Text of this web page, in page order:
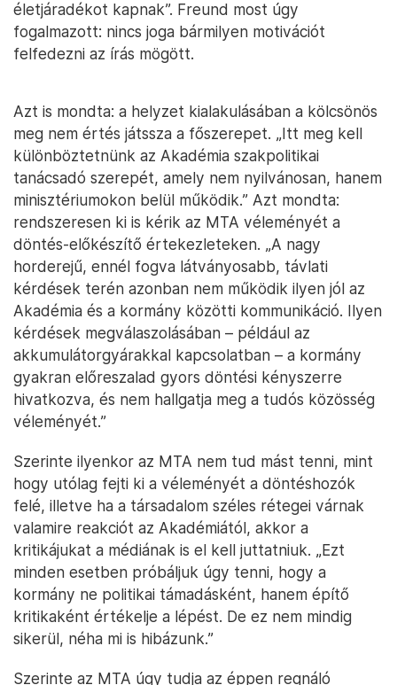
életjáradékot kapnak”. Freund most úgy
fogalmazott: nincs joga bármilyen motivációt
felfedezni az írás mögött.
Azt is mondta: a helyzet kialakulásában a kölcsönös
meg nem értés játssza a főszerepet. „Itt meg kell
különböztetnünk az Akadémia szakpolitikai
tanácsadó szerepét, amely nem nyilvánosan, hanem
minisztériumokon belül működik.” Azt mondta:
rendszeresen ki is kérik az MTA véleményét a
döntés-előkészítő értekezleteken. „A nagy
horderejű, ennél fogva látványosabb, távlati
kérdések terén azonban nem működik ilyen jól az
Akadémia és a kormány közötti kommunikáció. Ilyen
kérdések megválaszolásában – például az
akkumulátorgyárakkal kapcsolatban – a kormány
gyakran előreszalad gyors döntési kényszerre
hivatkozva, és nem hallgatja meg a tudós közösség
véleményét.”
Szerinte ilyenkor az MTA nem tud mást tenni, mint
hogy utólag fejti ki a véleményét a döntéshozók
felé, illetve ha a társadalom széles rétegei várnak
valamire reakciót az Akadémiától, akkor a
kritikájukat a médiának is el kell juttatniuk. „Ezt
minden esetben próbáljuk úgy tenni, hogy a
kormány ne politikai támadásként, hanem építő
kritikaként értékelje a lépést. De ez nem mindig
sikerül, néha mi is hibázunk.”
Szerinte az MTA úgy tudja az éppen regnáló